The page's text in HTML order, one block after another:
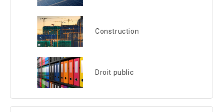
Construction
Droit public